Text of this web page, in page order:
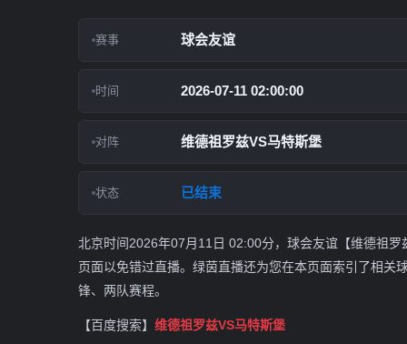
赛事 球会友谊
时间 2026-07-11 02:00:00
对阵 维德祖罗兹VS马特斯堡
状态 已结束
北京时间2026年07月11日 02:00分，球会友谊【维德祖
页面以免错过直播。绿茵直播还为您在本页面索引了相关
锋、两队赛程。
【百度搜索】 维德祖罗兹VS马特斯堡